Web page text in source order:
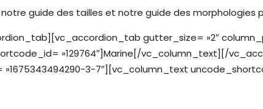
notre guide des tailles et notreguide des morphologies
gutter_size= »2″
»129764″]Marine[/vc_column_text][/
3-7″][vc_column_text